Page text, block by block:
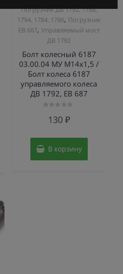
Погрузчик ДВ 1792, 1788,
1794, 1784, 1786, Погрузчик
ЕВ 687, Управляемый мост
ДВ 1792
Болт колесный 6187
03.00.04 МУ М14х1,5 /
Болт колеса 6187
управляемого колеса
ДВ 1792, ЕВ 687
130 ₽
В корзину